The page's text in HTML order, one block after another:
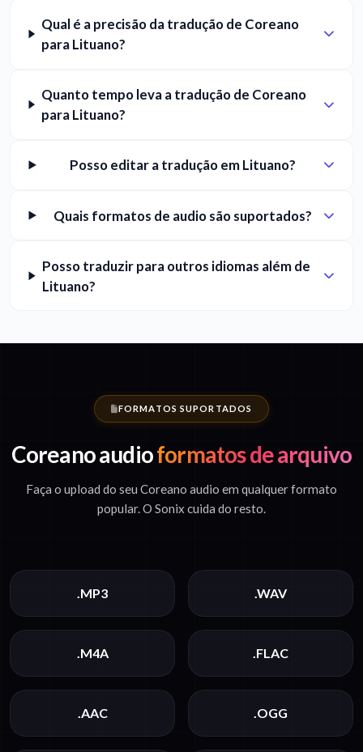
Qual é a precisão da tradução de Coreano
para Lituano?
Quanto tempo leva a tradução de Coreano
para Lituano?
Posso editar a tradução em Lituano?
Quais formatos de audio são suportados?
Posso traduzir para outros idiomas além de
Lituano?
FORMATOS SUPORTADOS
Coreano audioformatos de arquivo
Faça o upload do seu Coreano audio em qualquer formato
popular. O Sonix cuida do resto.
.MP3 .WAV
.M4A .FLAC
.AAC .OGG